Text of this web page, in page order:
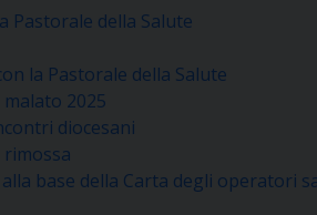
Pastorale della Salute
la Pastorale della Salute
2025
diocesani
base della Carta degli operatori